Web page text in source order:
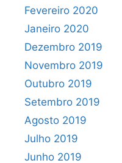
Fevereiro 2020
Janeiro 2020
Dezembro 2019
Novembro 2019
Outubro 2019
Setembro 2019
Agosto 2019
Julho 2019
Junho 2019